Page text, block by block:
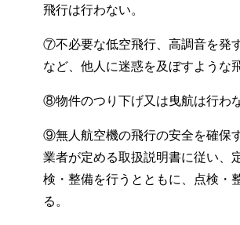
飛行は行わない。
⑦不必要な低空飛行、高調音を発
など、他人に迷惑を及ぼすような
⑧物件のつり下げ又は曳航は行わな
⑨無人航空機の飛行の安全を確保
業者が定める取扱説明書に従い、
検・整備を行うとともに、点検・
る。